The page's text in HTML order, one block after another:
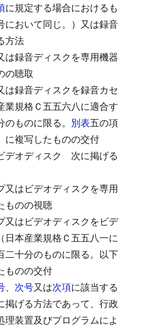
に規定する場合におけるも
において同じ。）又は録音
方法
は録音ディスクを専用機器
の聴取
は録音ディスクを録音カセ
業規格Ｃ五五六八に適合す
ものに限る。 別表五の項
に複写したものの交付
デオディスク
次に掲げる
又はビデオディスクを専用
ものの視聴
又はビデオディスクをビデ
日本産業規格Ｃ五五八一に
二十分のものに限る。以下
ものの交付
、 次号又は次項に該当する
掲げる方法であって、行政
理装置及びプログラムによ